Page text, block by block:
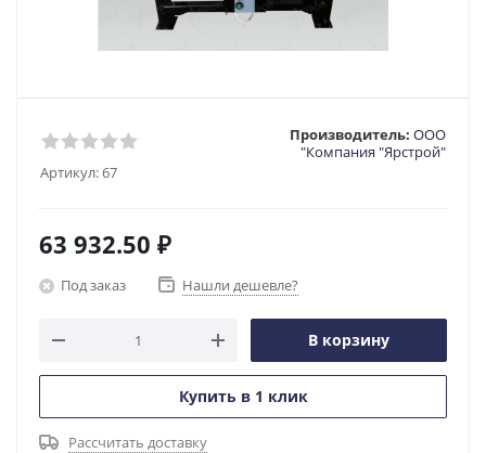
Артикул:67
Производитель: ООО
"Компания "Ярстрой"
63 932.50 ₽
Под заказ Нашли дешевле?
В корзину
Купить в 1 клик
Рассчитать доставку